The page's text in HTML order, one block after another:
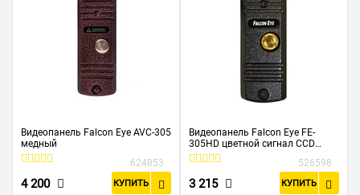
Видеопанель Falcon Eye AVC-305
медный
624853
4 200 КУПИТЬ
Видеопанель Falcon Eye FE-
305HD цветной сигнал CCD
графит
526598
3 215 КУПИТЬ